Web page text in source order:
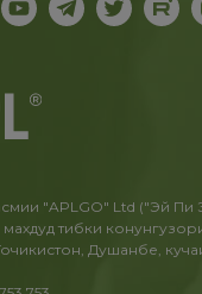
"APLGO" Ltd ("Эй Пи
тибки
Душанбе,